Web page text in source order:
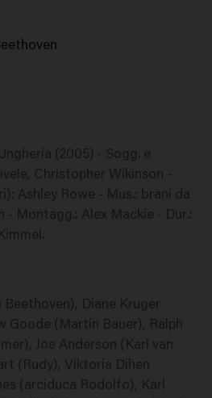
(2005) - Sogg. e
Christopher Wikinson -
Ashley Rowe - Mus.: brani da
- Montagg.: Alex Mackie - Dur.:
Diane Kruger
Goode (Martin Bauer), Ralph
Joe Anderson (Karl van
(Rudy), Viktoria Dihen
(arciduca Rodolfo), Karl